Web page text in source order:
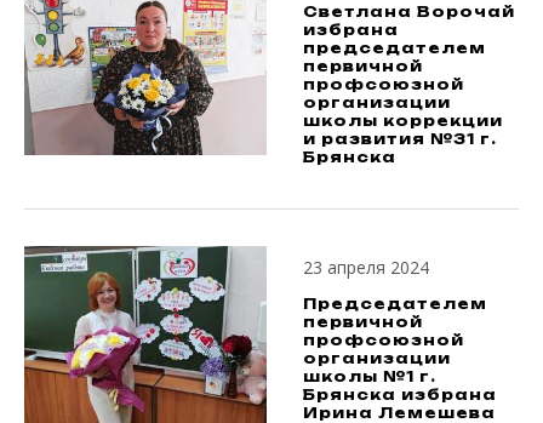
Светлана Ворочай
избрана
председателем
первичной
профсоюзной
организации
школы коррекции
и развития №31 г.
Брянска
23 апреля 2024
Председателем
первичной
профсоюзной
организации
школы №1 г.
Брянска избрана
Ирина Лемешева